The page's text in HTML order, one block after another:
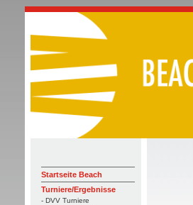
Startseite Beach
Turniere/Ergebnisse
- DVV Turniere